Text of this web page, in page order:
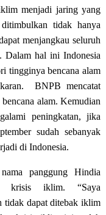
menjadi jaring yang
tidak hanya
menjangkau seluruh
Dalam hal ini Indonesia
tingginya bencana alam
BNPB mencatat
alam. Kemudian
peningkatan, jika
sudah sebanyak
di Indonesia.
panggung Hindia
krisis iklim. “Saya
tidak dapat ditebak iklim